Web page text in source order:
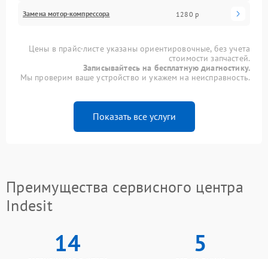
Замена мотор-компрессора 1280 р
Цены в прайс-листе указаны ориентировочные, без учета
стоимости запчастей.
Записывайтесь на бесплатную диагностику.
Мы проверим ваше устройство и укажем на неисправность.
Показать все услуги
Преимущества сервисного центра
Indesit
14 5